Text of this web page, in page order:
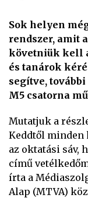
Sok helyen
rendszer, amit
követniük kell
és tanárok
segítve,
M5 csatorna
Mutatjuk a
Keddtől minden
az oktatási sáv,
című
írta a
Alap (MTVA)